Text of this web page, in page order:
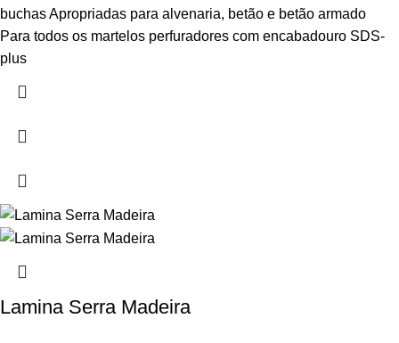
buchas Apropriadas para alvenaria, betão e betão armado
Para todos os martelos perfuradores com encabadouro SDS-
plus
Lamina Serra Madeira